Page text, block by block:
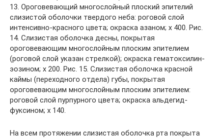
13. Ороговевающий многослойный плоский эпителий
слизистой оболочки твердого неба: роговой слой
интенсивно-красного цвета; окраска азаном; х 400. Рис.
14. Слизистая оболочка десны, покрытая
ороговевающим многослойным плоским эпителием
(роговой слой указан стрелкой); окраска гематоксилин-
эозином; х 200. Рис. 15. Слизистая оболочка красной
каймы (переходного отдела) губы, покрытая
ороговевающим многослойным плоским эпителием:
роговой слой пурпурного цвета; окраска альдегид-
фуксином; х 140.
На всем протяжении слизистая оболочка рта покрыта